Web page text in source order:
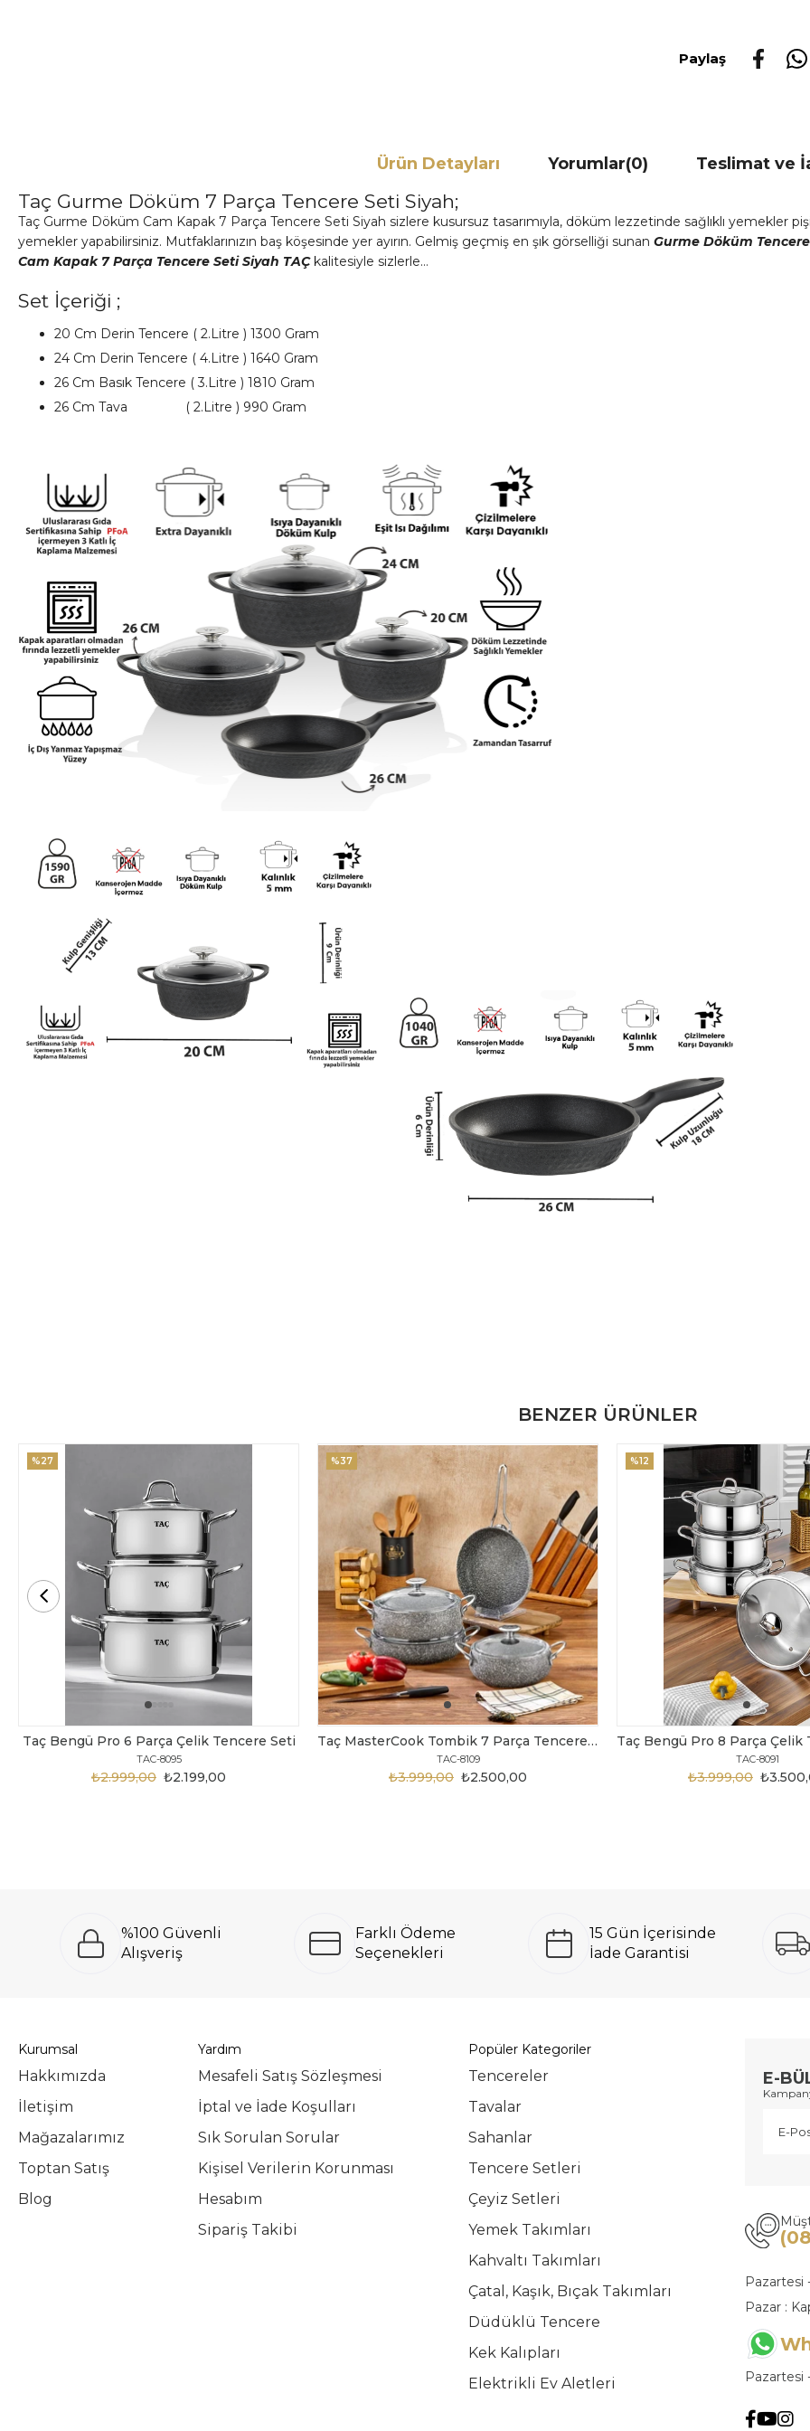
Paylaş
Ürün Detayları Yorumlar(0) Teslimat ve
Taç Gurme Döküm 7 Parça Tencere Seti Siyah;
Taç Gurme Döküm Cam Kapak 7 Parça Tencere Seti Siyah sizlere kusursuz tasarımıyla, döküm lezzetinde sağlıklı yemekler
yemekler yapabilirsiniz. Mutfaklarınızın baş köşesinde yer ayırın. Gelmiş geçmiş en şık görselliği sunan Gurme Döküm
Cam Kapak 7 Parça Tencere Seti Siyah TAÇ kalitesiyle sizlerle…
Set İçeriği ;
20 Cm Derin Tencere ( 2.Litre ) 1300 Gram
24 Cm Derin Tencere ( 4.Litre ) 1640 Gram
26 Cm Basık Tencere ( 3.Litre ) 1810 Gram
26 Cm Tava ( 2.Litre ) 990 Gram
BENZER ÜRÜNLER
Taç Bengü Pro 6 Parça Çelik Tencere Seti
TAC-8095
₺2.199,00
₺2.999,00
%27
Taç MasterCook Tombik 7 Parça Tencere Seti Gri Metal Saplı
TAC-8109
₺2.500,00
₺3.999,00
%37
TAC-8091
₺3.999,00
%12
%100 Güvenli
Alışveriş
Farklı Ödeme
Seçenekleri
15 Gün İçerisinde
İade Garantisi
Kurumsal
Hakkımızda
İletişim
Mağazalarımız
Toptan Satış
Blog
Yardım
Mesafeli Satış Sözleşmesi
İptal ve İade Koşulları
Sık Sorulan Sorular
Kişisel Verilerin Korunması
Hesabım
Sipariş Takibi
Popüler Kategoriler
Tencereler
Tavalar
Sahanlar
Tencere Setleri
Çeyiz Setleri
Yemek Takımları
Kahvaltı Takımları
Çatal, Kaşık, Bıçak Takımları
Düdüklü Tencere
Kek Kalıpları
Elektrikli Ev Aletleri
E-
Pazartesi
Pazar :
Pazartesi